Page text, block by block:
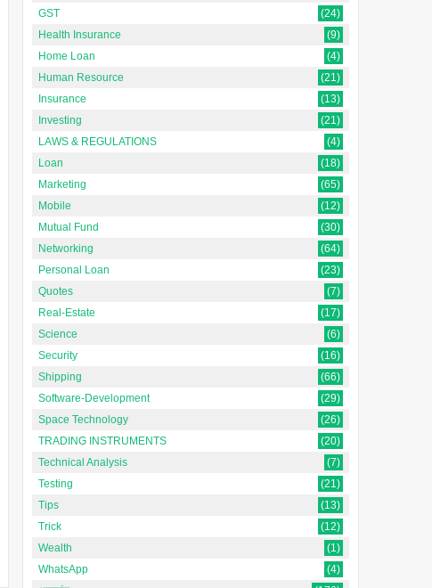
GST
(24)
Health Insurance
(9)
Home Loan
(4)
Human Resource
(21)
Insurance
(13)
Investing
(21)
LAWS & REGULATIONS
(4)
Loan
(18)
Marketing
(65)
Mobile
(12)
Mutual Fund
(30)
Networking
(64)
Personal Loan
(23)
Quotes
(7)
Real-Estate
(17)
Science
(6)
Security
(16)
Shipping
(66)
Software-Development
(29)
Space Technology
(26)
TRADING INSTRUMENTS
(20)
Technical Analysis
(7)
Testing
(21)
Tips
(13)
Trick
(12)
Wealth
(1)
WhatsApp
(4)